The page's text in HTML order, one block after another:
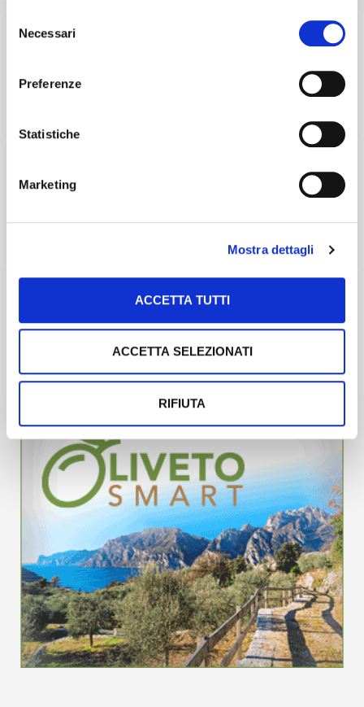
desideri accettare e cliccando ACCETTA SELEZIONATI.
delNecessari
Preferenze
Statistiche
Marketing
Mostra dettagli
ACCETTA TUTTI
ACCETTA SELEZIONATI
RIFIUTA